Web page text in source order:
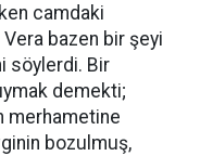
camdaki
Vera bazen bir şeyi
söylerdi. Bir
demekti;
merhametine
bozulmuş,